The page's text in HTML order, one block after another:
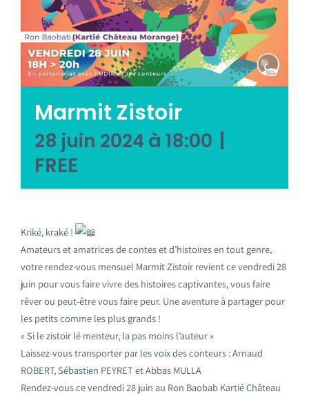
Emploi tourisme
Contact
Marmit Zistoir
28 juin 2024 à 18:00 |
FREE
Kriké, kraké !
Amateurs et amatrices de contes et d’histoires en tout genre,
votre rendez-vous mensuel Marmit Zistoir revient ce vendredi 28
juin pour vous faire vivre des histoires captivantes, vous faire
rêver ou peut-être vous faire peur. Une aventure à partager pour
les petits comme les plus grands !
« Si le zistoir lé menteur, la pas moins l’auteur »
Laissez-vous transporter par les voix des conteurs : Arnaud
ROBERT, Sébastien PEYRET et Abbas MULLA
Rendez-vous ce vendredi 28 juin au Ron Baobab Kartié Château